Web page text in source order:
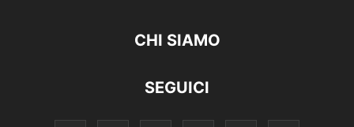
CHI SIAMO
SEGUICI